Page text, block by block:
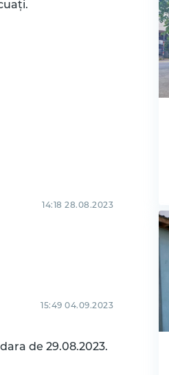
14:18 28.08.2023
15:49 04.09.2023
de 29.08.2023.